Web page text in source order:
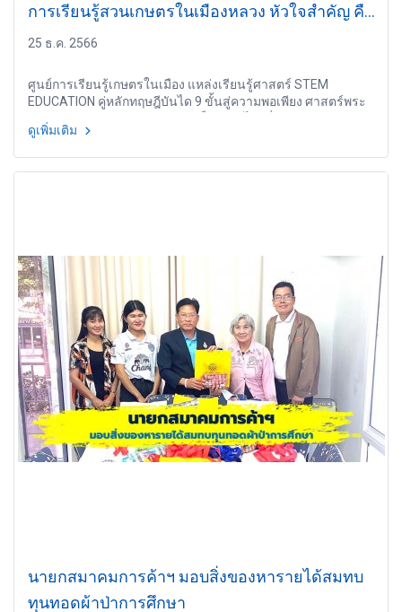
การเรียนรู้สวนเกษตรในเมืองหลวง หัวใจสำคัญ คือ
สร้างโอกาส สร้างคน สร้างสังคมที่แข็งแรง
25 ธ.ค. 2566
ศูนย์การเรียนรู้เกษตรในเมือง แหล่งเรียนรู้ศาสตร์ STEM
EDUCATION คู่หลักทฤษฎีบันได 9 ขั้นสู่ความพอเพียง ศาสตร์พระ
ดูเพิ่มเติม
นายกสมาคมการค้าฯ มอบสิ่งของหารายได้สมทบ
ทุนทอดผ้าป่าการศึกษา